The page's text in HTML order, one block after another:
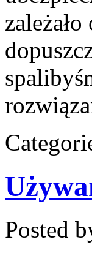
Posted